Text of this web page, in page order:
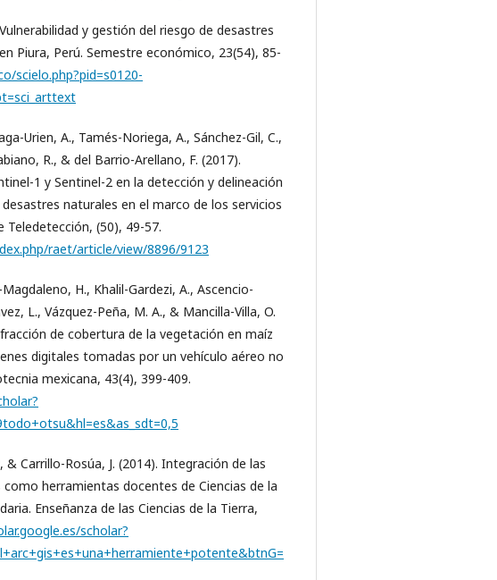
y gestión del riesgo de desastres
Piura, Perú. Semestre económico, 23(54), 85-
scielo.php?pid=s0120-
Urien, A., Tamés-Noriega, A., Sánchez-Gil, C.,
R., & del Barrio-Arellano, F. (2017).
1 y Sentinel-2 en la detección y delineación
naturales en el marco de los servicios
Teledetección, (50), 49-57.
raet/article/view/8896/9123
H., Khalil-Gardezi, A., Ascencio-
L., Vázquez-Peña, M. A., & Mancilla-Villa, O.
de cobertura de la vegetación en maíz
digitales tomadas por un vehículo aéreo no
mexicana, 43(4), 399-409.
& Carrillo-Rosúa, J. (2014). Integración de las
como herramientas docentes de Ciencias de la
Enseñanza de las Ciencias de la Tierra,
scholar?